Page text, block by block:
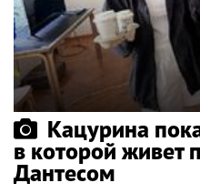
Кацурина
в которой живет
Дантесом